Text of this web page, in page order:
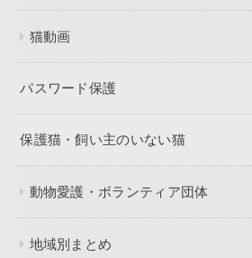
猫動画
パスワード保護
保護猫・飼い主のいない猫
動物愛護・ボランティア団体
地域別まとめ